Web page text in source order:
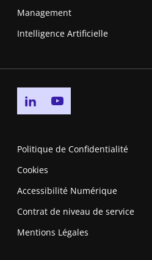
Management
Intelligence Artificielle
Go to linkedin page
Politique de Confidentialité
Cookies
Accessibilité Numérique
Contrat de niveau de service
Mentions Légales